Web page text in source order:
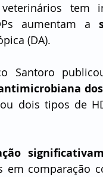
tem
aumentam a
(DA).
Santoro
dos
dois tipos de
comparação